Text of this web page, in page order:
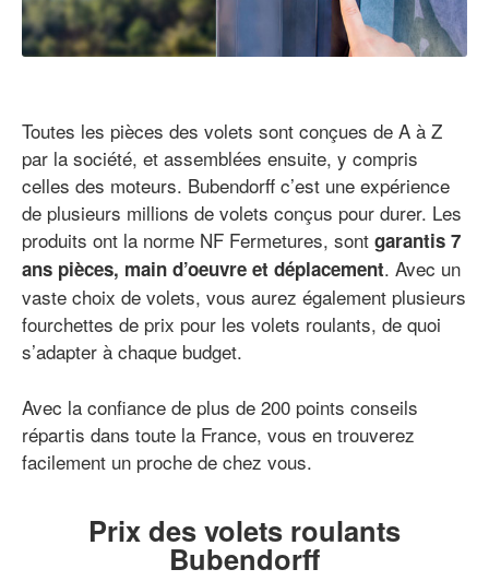
Toutes les pièces des volets sont conçues de A à Z
par la société, et assemblées ensuite, y compris
celles des moteurs. Bubendorff c’est une expérience
de plusieurs millions de volets conçus pour durer. Les
produits ont la norme NF Fermetures, sont garantis 7
ans pièces, main d’oeuvre et déplacement. Avec un
vaste choix de volets, vous aurez également plusieurs
fourchettes de prix pour les volets roulants, de quoi
s’adapter à chaque budget.
Avec la confiance de plus de 200 points conseils
répartis dans toute la France, vous en trouverez
facilement un proche de chez vous.
Prix des volets roulants
Bubendorff